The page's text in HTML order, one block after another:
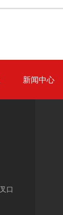
建筑垃圾处理
废旧汽车破
新闻中心
口